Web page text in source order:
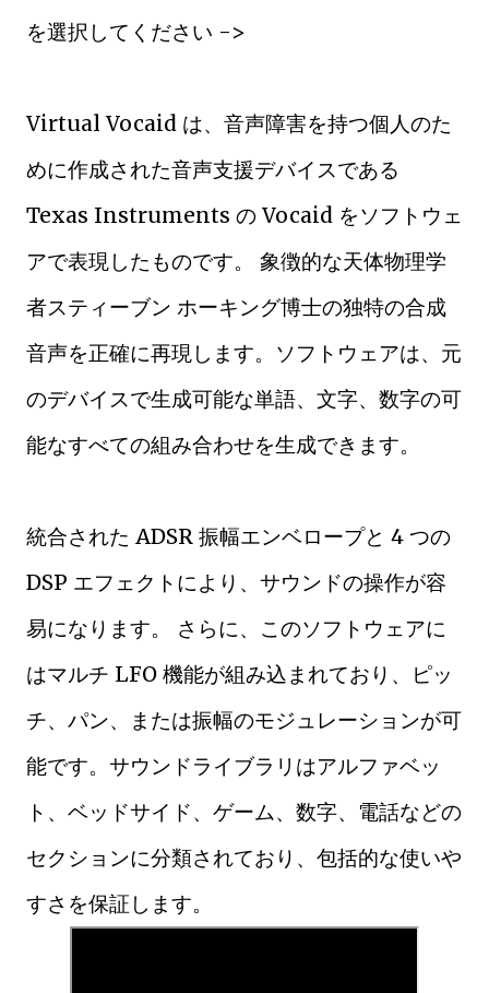
を選択してください ->
Virtual Vocaid は、音声障害を持つ個人のた
めに作成された音声支援デバイスである
Texas Instruments の Vocaid をソフトウェ
アで表現したものです。 象徴的な天体物理学
者スティーブン ホーキング博士の独特の合成
音声を正確に再現します。ソフトウェアは、元
のデバイスで生成可能な単語、文字、数字の可
能なすべての組み合わせを生成できます。
統合された ADSR 振幅エンベロープと 4 つの
DSP エフェクトにより、サウンドの操作が容
易になります。 さらに、このソフトウェアに
はマルチ LFO 機能が組み込まれており、ピッ
チ、パン、または振幅のモジュレーションが可
能です。サウンドライブラリはアルファベッ
ト、ベッドサイド、ゲーム、数字、電話などの
セクションに分類されており、包括的な使いや
すさを保証します。